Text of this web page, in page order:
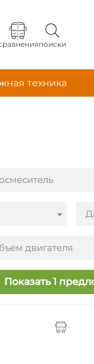
поиски
техника
двигателя
Показать 1